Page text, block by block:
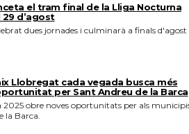
el tram final de la Lliga Nocturna
d’agost
dues jornades i culminarà a finals d'agost
Llobregat cada vegada busca més
per Sant Andreu de la Barca
2025 obre noves oportunitats per als
la Barca.